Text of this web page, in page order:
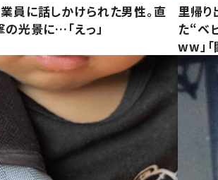
員に話しかけられた男性。直
光景に…「えっ」
里帰
た“ベ
ww」